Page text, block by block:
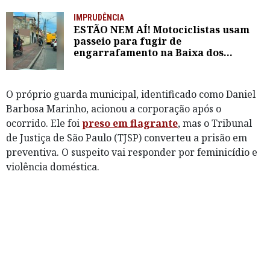
IMPRUDÊNCIA
ESTÃO NEM AÍ! Motociclistas usam
passeio para fugir de
engarrafamento na Baixa dos
O próprio guarda municipal, identificado como Daniel
Barbosa Marinho, acionou a corporação após o
ocorrido. Ele foipreso em flagrante, mas o Tribunal
de Justiça de São Paulo (TJSP) converteu a prisão em
preventiva. O suspeito vai responder por feminicídio e
violência doméstica.